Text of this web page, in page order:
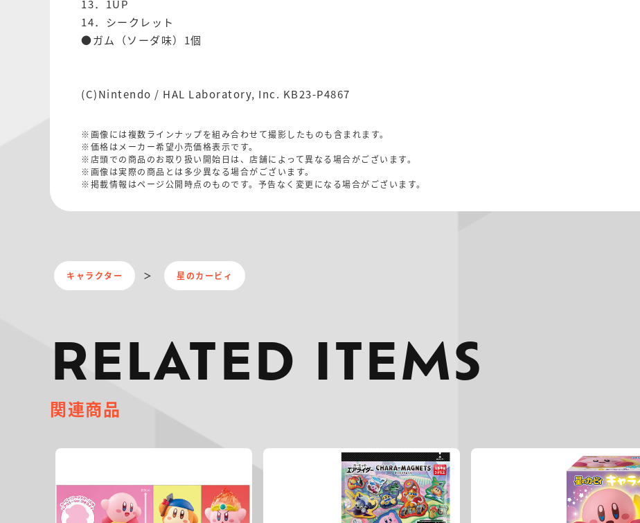
13．1UP
14．シークレット
●ガム（ソーダ味）1個
(C)Nintendo / HAL Laboratory, Inc. KB23-P4867
※画像には複数ラインナップを組み合わせて撮影したものも含まれます。
※価格はメーカー希望小売価格表示です。
※店頭での商品のお取り扱い開始日は、店舗によって異なる場合がございます。
※画像は実際の商品とは多少異なる場合がございます。
※掲載情報はページ公開時点のものです。予告なく変更になる場合がございます。
キャラクター 星のカービィ
RELATED ITEMS
関連商品